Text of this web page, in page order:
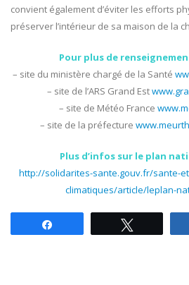
convient également d’éviter les efforts
préserver l’intérieur de sa maison de la
Pour plus de
– site du ministère chargé de la Santé
– site de l’ARS Grand Est
– site de Météo France
– site de la préfecture
Plus d’infos sur le plan
http://solidarites-sante.gouv.fr/sante-
climatiques/article/leplan-